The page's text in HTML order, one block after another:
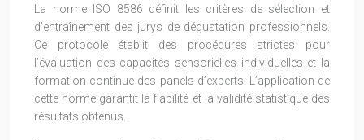
La norme ISO 8586 définit les critères de sélection et
d’entraînement des jurys de dégustation professionnels.
Ce protocole établit des procédures strictes pour
l’évaluation des capacités sensorielles individuelles et la
formation continue des panels d’experts. L’application de
cette norme garantit la fiabilité et la validité statistique des
résultats obtenus.